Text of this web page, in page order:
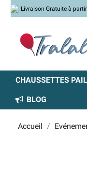
Livraison Gratuite à
CHAUSSETTES
BLOG
Accueil